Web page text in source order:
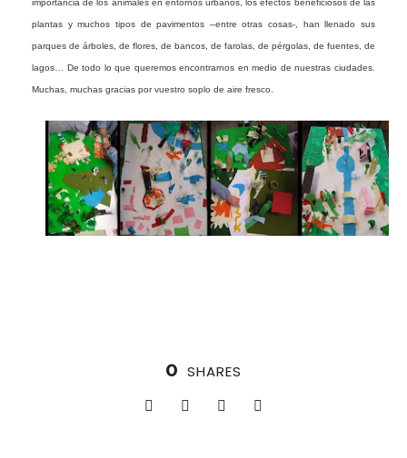
importancia de los animales en entornos urbanos, los efectos beneficiosos de las
plantas y muchos tipos de pavimentos –entre otras cosas-, han llenado sus
parques de árboles, de flores, de bancos, de farolas, de pérgolas, de fuentes, de
lagos… De todo lo que queremos encontrarnos en medio de nuestras ciudades.
Muchas, muchas gracias por vuestro soplo de aire fresco.
0 SHARES